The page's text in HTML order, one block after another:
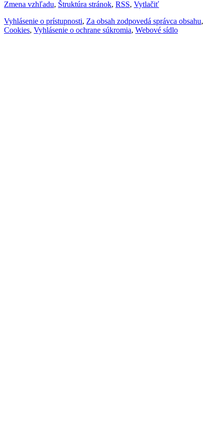
Zmena vzhľadu, Štruktúra stránok, RSS, Vytlačiť
Vyhlásenie o prístupnosti, Za obsah zodpovedá správca obsahu,
Cookies, Vyhlásenie o ochrane súkromia, Webové sídlo